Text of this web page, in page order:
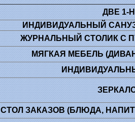
ДВЕ 1-
ИНДИВИДУАЛЬНЫЙ
ЖУРНАЛЬНЫЙ СТОЛИК С
МЯГКАЯ МЕБЕЛЬ
СТОЛ ЗАКАЗОВ (БЛЮДА,